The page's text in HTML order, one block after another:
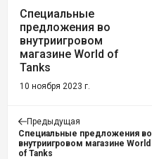
Специальные
предложения во
внутриигровом
магазине World of
Tanks
10 ноября 2023 г.
Предыдущая
Специальные предложения во
внутриигровом магазине World
of Tanks